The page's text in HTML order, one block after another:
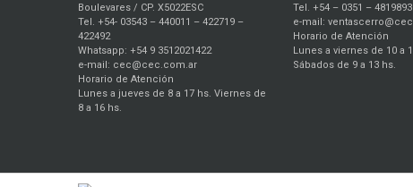
Boulevares / CP. X5022ESC
Tel. +54- 03543 – 440011 – 422719 –
422492
Whatsapp: +54 9 3512021422
e-mail: cec@cec.com.ar
Horario de Atención
Lunes a jueves de 8 a 17 hs. Viernes de
8 a 16 hs.
Tel. +54 – 0351 – 4819893
e-mail:
Horario de Atención
Lunes a viernes de 10 a
Sábados de 9 a 13 hs.